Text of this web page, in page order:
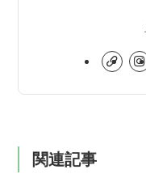
関連記事